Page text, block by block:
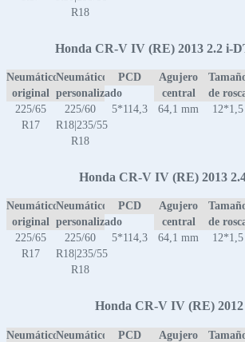
R18
Honda CR-V IV (RE) 2013 2.2 i-
Neumático
original
Neumático
personalizado
PCD
Agujero
central
de
225/65
R17
225/60
R18|235/55
R18
5*114,3 64,1 mm 12*1,5
Honda CR-V IV (RE) 2013
Neumático
original
Neumático
personalizado
PCD
Agujero
central
de
225/65
R17
225/60
R18|235/55
R18
5*114,3 64,1 mm 12*1,5
Honda CR-V IV (RE) 2012
NeumáticoNeumático
PCD
Agujero